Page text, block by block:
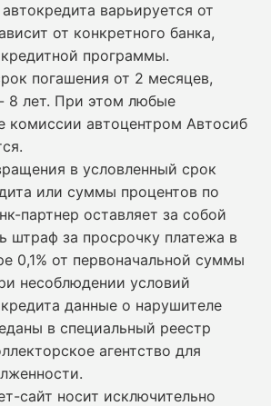
варьируется от
от конкретного банка,
программы.
погашения от 2 месяцев,
8 лет. При этом любые
комиссии автоцентром Автосиб
в условленный срок
или суммы процентов по
партнер оставляет за собой
штраф за просрочку платежа в
0,1% от первоначальной суммы
несоблюдении условий
данные о нарушителе
в специальный реестр
агентство для
сайт носит исключительно